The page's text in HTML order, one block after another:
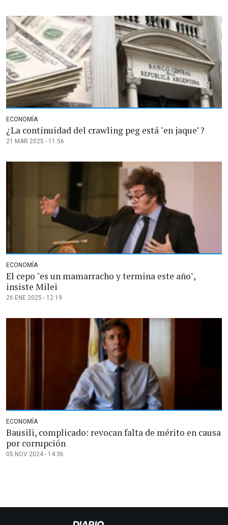
ECONOMÍA
¿La continuidad del crawling peg está "en jaque"?
21 MAR 2025 - 11:56
ECONOMÍA
El cepo "es un mamarracho y termina este año",
insiste Milei
26 ENE 2025 - 12:19
ECONOMÍA
Bausili, complicado: revocan falta de mérito en causa
por corrupción
05 NOV 2024 - 14:36